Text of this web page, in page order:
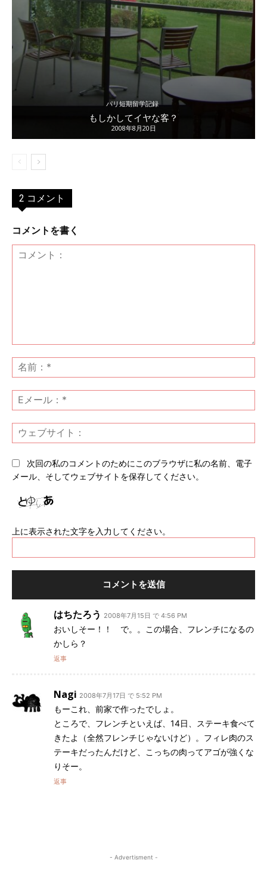
パリ短期留学記録
もしかしてイヤな客？
2008年8月20日
2 コメント
はちたろう 2008年7月15日 で 4:56 PM
おいしそー！！ で。。この場合、フレンチになるの
かしら？
返事
Nagi 2008年7月17日 で 5:52 PM
もーこれ、前家で作ったでしょ。
ところで、フレンチといえば、14日、ステーキ食べて
きたよ（全然フレンチじゃないけど）。フィレ肉のス
テーキだったんだけど、こっちの肉ってアゴが強くな
りそー。
返事
コメントを書く
ン
ト：
前
*
メ
ー
*ェ
次回の私のコメントのためにこのブラウザに私の名前、電子
メール、そしてウェブサイトを保存してください。
上に表示された文字を入力してください。
- Advertisment -